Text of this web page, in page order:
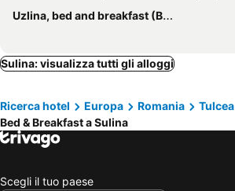
Uzlina, bed and breakfast (B and B)
Sulina: visualizza tutti gli alloggi
Ricerca hotel Europa Romania Tulcea
Bed & Breakfast a Sulina
Scegli il tuo paese